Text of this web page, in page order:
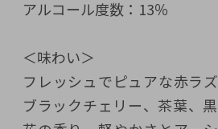
アルコール度数：13％
＜味わい＞
フレッシュでピュアな赤ラ
ブラックチェリー、茶葉、